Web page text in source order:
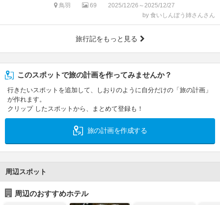
鳥羽 69
2025/12/26～2025/12/27
by 食いしんぼう姉さんさん
旅行記をもっと見る
このスポットで旅の計画を作ってみませんか？
行きたいスポットを追加して、しおりのように自分だけの「旅の計画」
が作れます。
クリップ したスポットから、まとめて登録も！
旅の計画を作成する
周辺スポット
周辺のおすすめホテル